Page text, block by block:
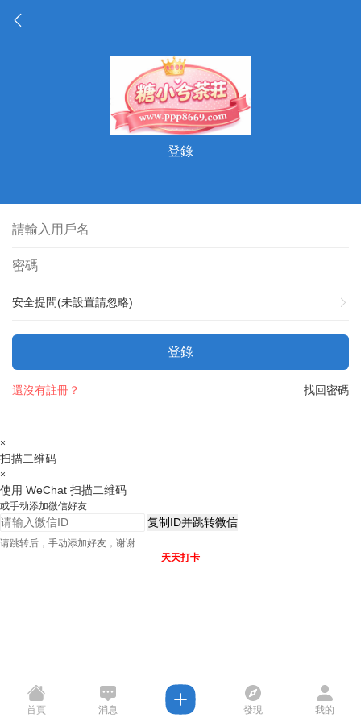
登錄
安全提問(未設置請忽略)
登錄
找回密碼
還沒有註冊？
×
扫描二维码
×
使用 WeChat 扫描二维码
或手动添加微信好友
复制ID并跳转微信
请跳转后，手动添加好友，谢谢
天天打卡
首頁 消息 發現 我的